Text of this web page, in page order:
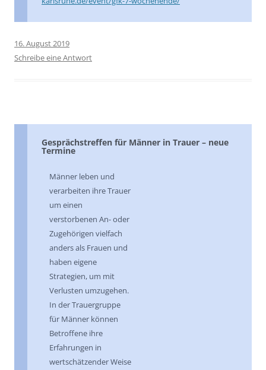
16. August 2019
Schreibe eine Antwort
Gesprächstreffen für Männer in Trauer – neue
Termine
Männer leben und
verarbeiten ihre Trauer
um einen
verstorbenen An- oder
Zugehörigen vielfach
anders als Frauen und
haben eigene
Strategien, um mit
Verlusten umzugehen.
In der Trauergruppe
für Männer können
Betroffene ihre
Erfahrungen in
wertschätzender Weise